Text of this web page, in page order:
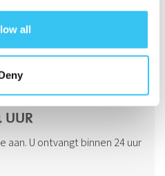
all
UUR
aan. U ontvangt binnen 24 uur